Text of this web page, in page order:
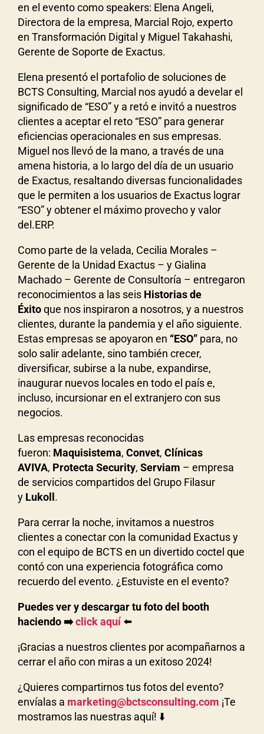
en el evento como speakers: Elena Angeli,
Directora de la empresa, Marcial Rojo, experto
en Transformación Digital y Miguel Takahashi,
Gerente de Soporte de Exactus.
Elena presentó el portafolio de soluciones de
BCTS Consulting, Marcial nos ayudó a develar el
significado de “ESO” y a retó e invitó a nuestros
clientes a aceptar el reto “ESO” para generar
eficiencias operacionales en sus empresas.
Miguel nos llevó de la mano, a través de una
amena historia, a lo largo del día de un usuario
de Exactus, resaltando diversas funcionalidades
que le permiten a los usuarios de Exactus lograr
“ESO” y obtener el máximo provecho y valor
del.ERP.
Como parte de la velada, Cecilia Morales –
Gerente de la Unidad Exactus – y Gialina
Machado – Gerente de Consultoría – entregaron
reconocimientos a las seis Historias de
Éxitoque nos inspiraron a nosotros, y a nuestros
clientes, durante la pandemia y el año siguiente.
Estas empresas se apoyaron en “ESO” para, no
solo salir adelante, sino también crecer,
diversificar, subirse a la nube, expandirse,
inaugurar nuevos locales en todo el país e,
incluso, incursionar en el extranjero con sus
negocios.
Las empresas reconocidas
fueron: Maquisistema, Convet, Clínicas
AVIVA, Protecta Security, Serviam – empresa
de servicios compartidos del Grupo Filasur
y Lukoll .
Para cerrar la noche, invitamos a nuestros
clientes a conectar con la comunidad Exactus y
con el equipo de BCTS en un divertido coctel que
contó con una experiencia fotográfica como
recuerdo del evento. ¿Estuviste en el evento?
Puedes ver y descargar tu foto del booth
haciendo ➡️click aquí ⬅️
¡Gracias a nuestros clientes por acompañarnos a
cerrar el año con miras a un exitoso 2024!
¿Quieres compartirnos tus fotos del evento?
envíalas a marketing@bctsconsulting.com ¡Te
mostramos las nuestras aquí! ⬇️